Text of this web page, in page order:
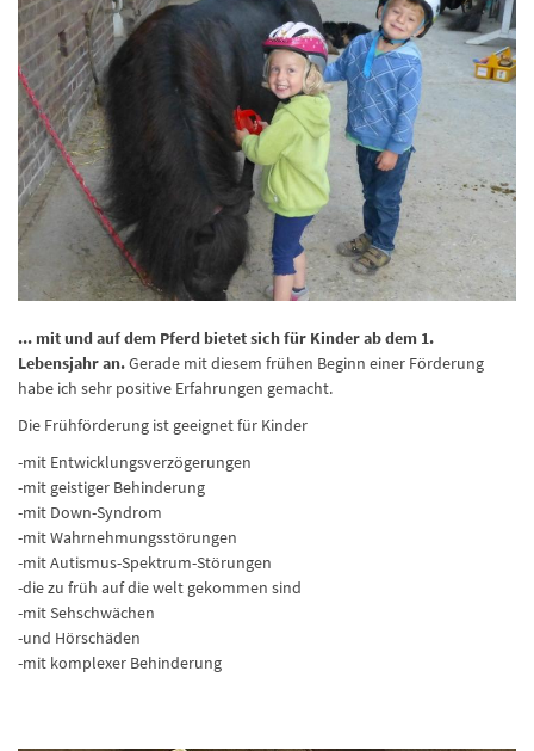
... mit und auf dem Pferd bietet sich für Kinder ab dem 1.
Lebensjahr an.Gerade mit diesem frühen Beginn einer Förderung
habe ich sehr positive Erfahrungen gemacht.
Die Frühförderung ist geeignet für Kinder
-mit Entwicklungsverzögerungen
-mit geistiger Behinderung
-mit Down-Syndrom
-mit Wahrnehmungsstörungen
-mit Autismus-Spektrum-Störungen
-die zu früh auf die welt gekommen sind
-mit Sehschwächen
-und Hörschäden
-mit komplexer Behinderung